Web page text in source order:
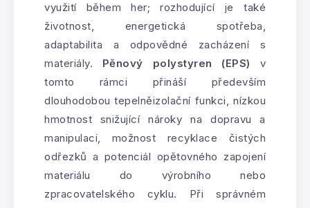
využití během her; rozhodující je také
životnost, energetická spotřeba,
adaptabilita a odpovědné zacházení s
materiály. Pěnový polystyren (EPS) v
tomto rámci přináší především
dlouhodobou tepelněizolační funkci, nízkou
hmotnost snižující nároky na dopravu a
manipulaci, možnost recyklace čistých
odřezků a potenciál opětovného zapojení
materiálu do výrobního nebo
zpracovatelského cyklu. Při správném